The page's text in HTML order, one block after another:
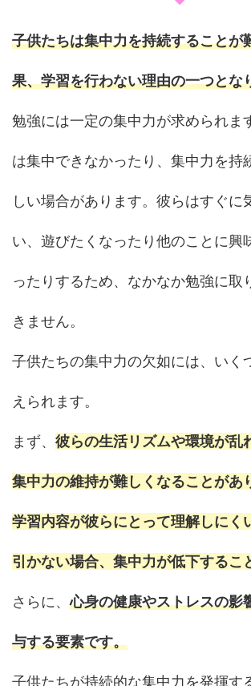
子供たちは集中力を持続することが
果、学習を行わない理由の一つとな
勉強には一定の集中力が求められま
は集中できなかったり、集中力を持
しい場合があります。彼らはすぐに
い、遊びたくなったり他のことに興
ったりするため、なかなか勉強に取
きません。
子供たちの集中力の欠如には、いく
えられます。
まず、 彼らの生活リズムや環境が乱
集中力の維持が難しくなることがあ
学習内容が彼らにとって理解しにく
引かない場合、集中力が低下するこ
さらに、心身の健康やストレスの影
与する要素です。
子供たちが持続的な集中力を発揮す